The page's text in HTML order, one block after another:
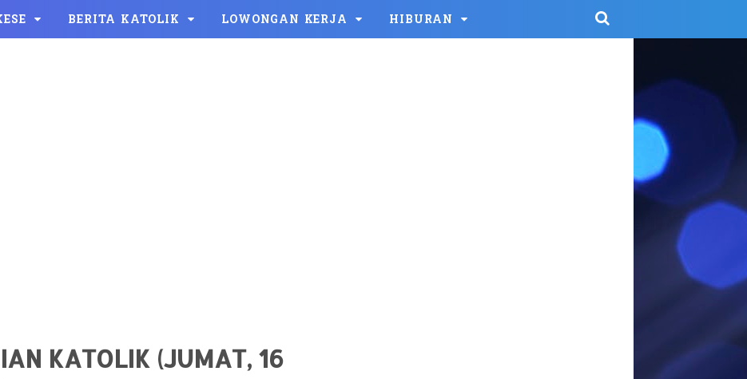
BERITA KATOLIK LOWONGAN KERJA HIBURAN
KATOLIK (JUMAT, 16